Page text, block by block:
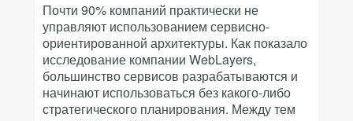
Почти 90% компаний практически не
управляют использованием сервисно-
ориентированной архитектуры. Как показало
исследование компании WebLayers,
большинство сервисов разрабатываются и
начинают использоваться без какого-либо
стратегического планирования. Между тем